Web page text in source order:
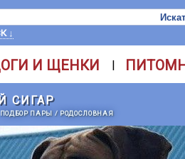
↓
И ЩЕНКИ |
СИГАР
ПОДБОР ПАРЫ / РОДОСЛОВНАЯ